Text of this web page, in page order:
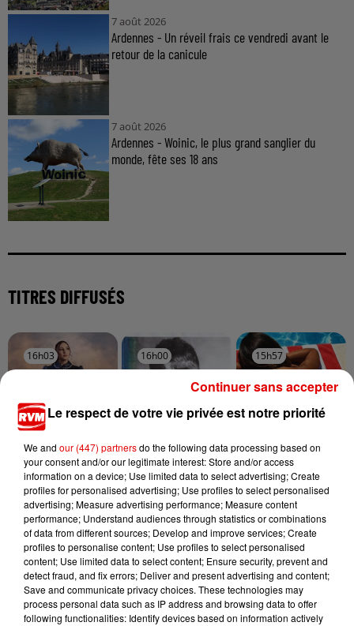
7 août 2026
Ardennes - Un réveil frais ce vendredi avant le
retour de la canicule
7 août 2026
Ardennes - Woinic, le plus grand sanglier du
monde, fête ses 18 ans
TITRES DIFFUSÉS
16h03
16h03
Dans Ton
Telephone
16h00
16h00
TEDDY SWIMS
Mr Know It All
15h57
15h57
Soleil
Le respect de votre vie privée est notre priorité
We and our (447) partnersdo the following data processing based on
your consent and/or our legitimate interest: Store and/or access
information on a device; Use limited data to select advertising; Create
profiles for personalised advertising; Use profiles to select personalised
advertising; Measure advertising performance; Measure content
performance; Understand audiences through statistics or combinations
of data from different sources; Develop and improve services; Create
profiles to personalise content; Use profiles to select personalised
content; Use limited data to select content; Ensure security, prevent and
detect fraud, and fix errors; Deliver and present advertising and content;
Save and communicate privacy choices. These technologies may
process personal data such as IP address and browsing data to offer
following functionalities: Identify devices based on information actively
Continuer sans accepter